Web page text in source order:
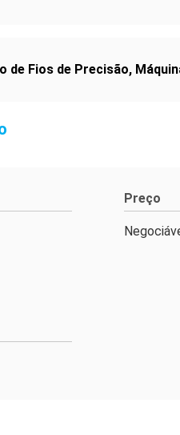
de Fios de Precisão,
Preço